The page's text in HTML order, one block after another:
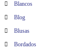
Blancos
Blog
Blusas
Bordados